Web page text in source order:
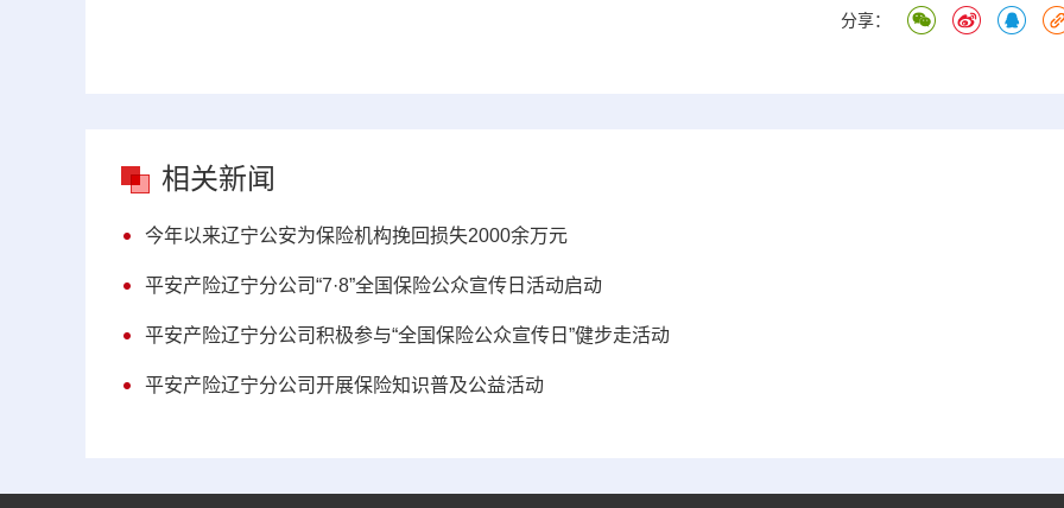
分享：
相关新闻
今年以来辽宁公安为保险机构挽回损失2000余万元
平安产险辽宁分公司“7·8”全国保险公众宣传日活动启动
平安产险辽宁分公司积极参与“全国保险公众宣传日”健步走活动
平安产险辽宁分公司开展保险知识普及公益活动